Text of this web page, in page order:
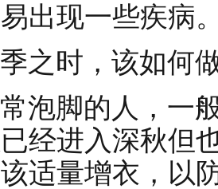
出现一些疾病
之时，该如何
泡脚的人，一
经进入深秋但
适量增衣，以